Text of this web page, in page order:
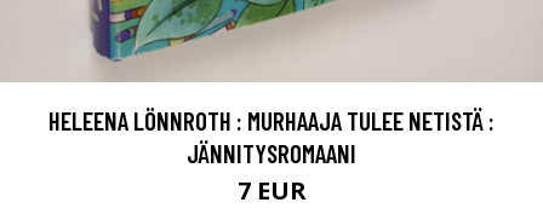
HELEENA LÖNNROTH : MURHAAJA TULEE NETISTÄ :
JÄNNITYSROMAANI
7 EUR